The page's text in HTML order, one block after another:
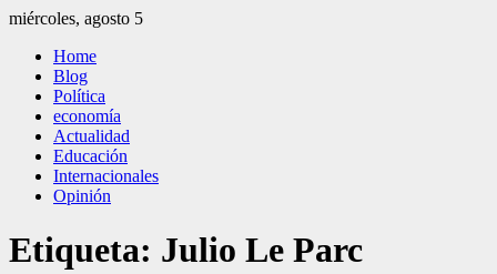
Saltar
contenido
miércoles, agosto 5
El Independiente
El independiente Libre y Transparente
Home
Blog
Política
economía
Actualidad
Educación
Internacionales
Opinión
Etiqueta: Julio Le Parc